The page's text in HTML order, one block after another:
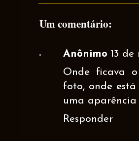
Um comentário:
Anônimo 13 de
Onde ficava
foto, onde
uma
Responder